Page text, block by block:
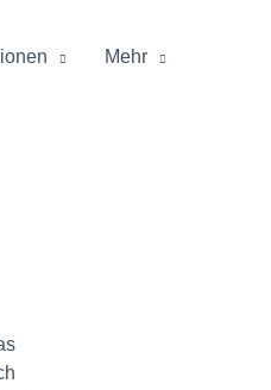
Mehr